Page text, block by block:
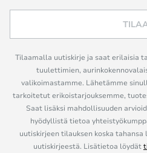
Tilaamalla uutiskirje ja saat erilaisia
tuulettimien,
valikoimastamme. Lähetämme
tarkoitetut erikoistarjouksemme,
Saat lisäksi mahdollisuuden
hyödyllistä tietoa
uutiskirjeen tilauksen koska
uutiskirjeestä. Lisätietoa löydät